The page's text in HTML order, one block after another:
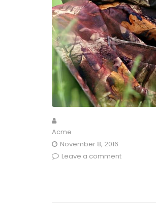
Acme
November 8, 2016
Leave a comment